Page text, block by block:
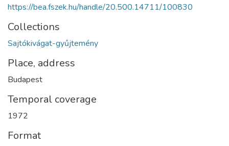
https://bea.fszek.hu/handle/20.500.14711/100830
Collections
Sajtókivágat-gyűjtemény
Place, address
Budapest
Temporal coverage
1972
Format